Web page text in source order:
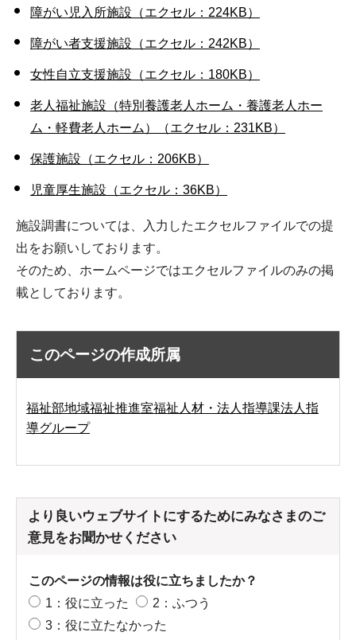
障がい児入所施設（エクセル：224KB）
障がい者支援施設（エクセル：242KB）
女性自立支援施設（エクセル：180KB）
老人福祉施設（特別養護老人ホーム・養護老人ホー
ム・軽費老人ホーム）（エクセル：231KB）
保護施設（エクセル：206KB）
児童厚生施設（エクセル：36KB）
施設調書については、入力したエクセルファイルでの提
出をお願いしております。
そのため、ホームページではエクセルファイルのみの掲
載としております。
このページの作成所属
福祉部地域福祉推進室福祉人材・法人指導課法人指
導グループ
より良いウェブサイトにするためにみなさまのご
意見をお聞かせください
このページの情報は役に立ちましたか？
1：役に立った
2：ふつう
3：役に立たなかった